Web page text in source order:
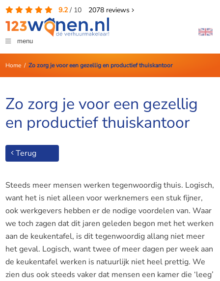
9.2/ 10 2078reviews
menu
Home/ Zo zorg je voor een gezellig en productief thuiskantoor
Zo zorg je voor een gezellig
en productief thuiskantoor
Terug
Steeds meer mensen werken tegenwoordig thuis. Logisch,
want het is niet alleen voor werknemers een stuk fijner,
ook werkgevers hebben er de nodige voordelen van. Waar
we toch zagen dat dit jaren geleden begon met het werken
aan de keukentafel, is dit tegenwoordig allang niet meer
het geval. Logisch, want twee of meer dagen per week aan
de keukentafel werken is natuurlijk niet heel prettig. We
zien dus ook steeds vaker dat mensen een kamer die ‘leeg’